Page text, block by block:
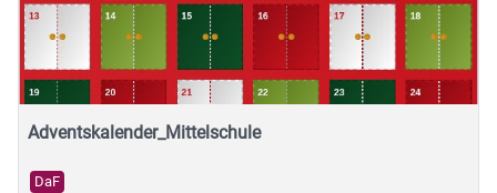
Adventskalender_Mittelschule
DaF